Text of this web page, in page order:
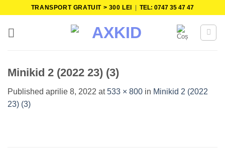
content
TRANSPORT GRATUIT > 300 LEI |TEL: 0747 35 47 47
Minikid 2 (2022 23) (3)
Published aprilie 8, 2022 at533 × 800 in Minikid 2 (2022
23) (3)